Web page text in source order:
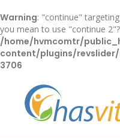
Warning: "continue"
you mean to use "continue
/home/hvmcomtr/
content/plugins/
3706